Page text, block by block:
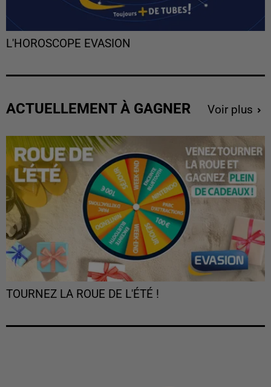
L'HOROSCOPE EVASION
ACTUELLEMENT À GAGNER Voir plus
TOURNEZ LA ROUE DE L'ÉTÉ !